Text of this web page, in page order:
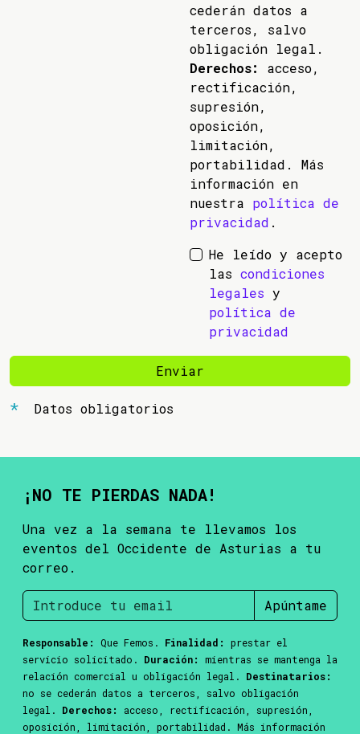
cederán datos a
terceros, salvo
obligación legal.
Derechos:
acceso,
rectificación,
supresión,
oposición,
limitación,
portabilidad. Más
información en
nuestra política de
privacidad .
He leído y acepto
las condiciones
legales y
política de
privacidad
Enviar
Datos obligatorios
¡NO TE PIERDAS NADA!
Una vez a la semana te llevamos los
eventos del Occidente de Asturias a tu
correo.
Apúntame
Responsable: Que Femos. Finalidad:
prestar el
servicio solicitado. Duración:
mientras se mantenga la
relación comercial u obligación legal. Destinatarios:
no se cederán datos a terceros, salvo obligación
legal. Derechos:
acceso, rectificación, supresión,
oposición, limitación, portabilidad. Más información